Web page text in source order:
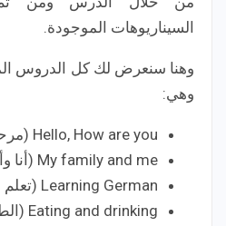
السيناريوهات الموجودة.
وهنا سنعرض لك كل الدروس
وهي:
Hello, How are you (مرحبًا، كيف حالك؟).
My family and me (أنا وأسرتي).
Learning German (تعلم الألمانية).
Eating and drinking (الطعام والشراب).